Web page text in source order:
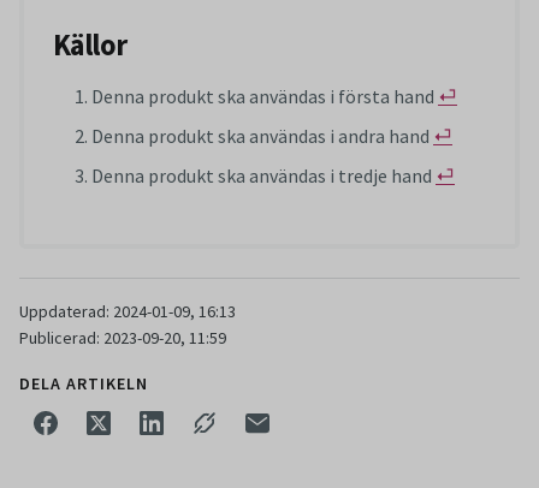
Källor
Denna produkt ska användas i första hand ⏎
Denna produkt ska användas i andra hand ⏎
Denna produkt ska användas i tredje hand ⏎
Uppdaterad: 2024-01-09, 16:13
Publicerad: 2023-09-20, 11:59
DELA ARTIKELN